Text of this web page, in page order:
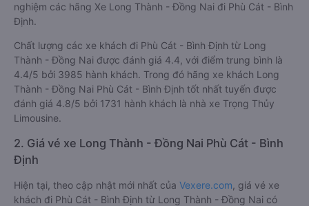
nghiệm các hãng Xe Long Thành - Đồng Nai đi Phù Cát - Bình
Định.
Chất lượng các xe khách đi Phù Cát - Bình Định từ Long
Thành - Đồng Nai được đánh giá 4.4, với điểm trung bình là
4.4/5 bởi 3985 hành khách. Trong đó hãng xe khách Long
Thành - Đồng Nai Phù Cát - Bình Định tốt nhất tuyến được
đánh giá 4.8/5 bởi 1731 hành khách là nhà xe Trọng Thủy
Limousine.
2. Giá vé xe Long Thành - Đồng Nai Phù Cát - Bình
Định
Hiện tại, theo cập nhật mới nhất của Vexere.com , giá vé xe
khách đi Phù Cát - Bình Định từ Long Thành - Đồng Nai có